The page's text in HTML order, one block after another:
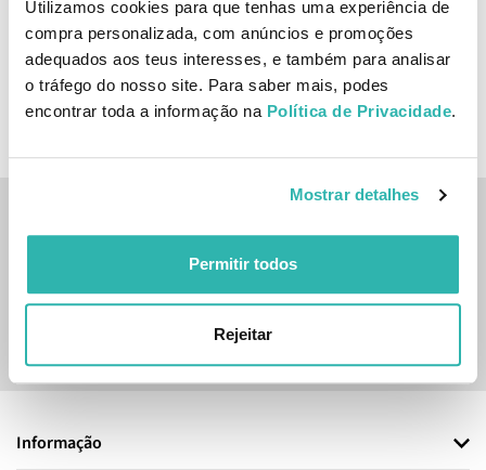
Utilizamos cookies para que tenhas uma experiência de
compra personalizada, com anúncios e promoções
adequados aos teus interesses, e também para analisar
o tráfego do nosso site. Para saber mais, podes
encontrar toda a informação na Política de Privacidade.
Mostrar detalhes
Permitir todos
Rejeitar
200ml
€6.43 9.06
ADICIONAR
250ml
€6.48 9.12
BREVEMENTE ONLINE
Inscreve-te na nossa newsletter
Sim, desejo receber a newsletter da lojashampoo.pt com
novidades, cupões e conteúdos personalizados.
Informação